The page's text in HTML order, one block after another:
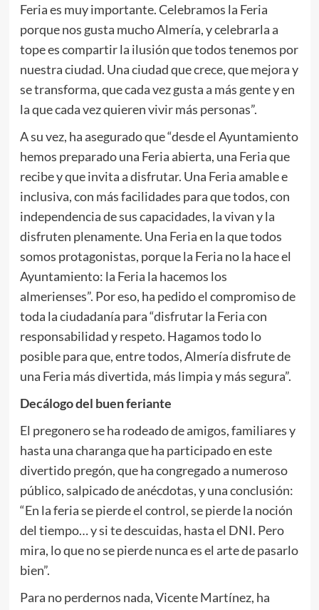
Feria es muy importante. Celebramos la Feria
porque nos gusta mucho Almería, y celebrarla a
tope es compartir la ilusión que todos tenemos por
nuestra ciudad. Una ciudad que crece, que mejora y
se transforma, que cada vez gusta a más gente y en
la que cada vez quieren vivir más personas”.
A su vez, ha asegurado que “desde el Ayuntamiento
hemos preparado una Feria abierta, una Feria que
recibe y que invita a disfrutar. Una Feria amable e
inclusiva, con más facilidades para que todos, con
independencia de sus capacidades, la vivan y la
disfruten plenamente. Una Feria en la que todos
somos protagonistas, porque la Feria no la hace el
Ayuntamiento: la Feria la hacemos los
almerienses”. Por eso, ha pedido el compromiso de
toda la ciudadanía para “disfrutar la Feria con
responsabilidad y respeto. Hagamos todo lo
posible para que, entre todos, Almería disfrute de
una Feria más divertida, más limpia y más segura”.
Decálogo del buen feriante
El pregonero se ha rodeado de amigos, familiares y
hasta una charanga que ha participado en este
divertido pregón, que ha congregado a numeroso
público, salpicado de anécdotas, y una conclusión:
“En la feria se pierde el control, se pierde la noción
del tiempo… y si te descuidas, hasta el DNI. Pero
mira, lo que no se pierde nunca es el arte de pasarlo
bien”.
Para no perdernos nada, Vicente Martínez, ha